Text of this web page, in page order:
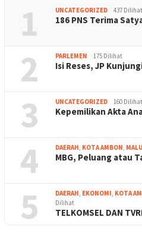
1 UNCATEGORIZED 437 Dilihat
186 PNS Terima
2 PARLEMEN 175 Dilihat
Isi Reses, JP
3 UNCATEGORIZED 160 Dilihat
Kepemilikan Akta
4 DAERAH, KOTA AMBON,
MBG, Peluang atau
5 DAERAH, EKONOMI, KOTA
Dilihat
TELKOMSEL DAN